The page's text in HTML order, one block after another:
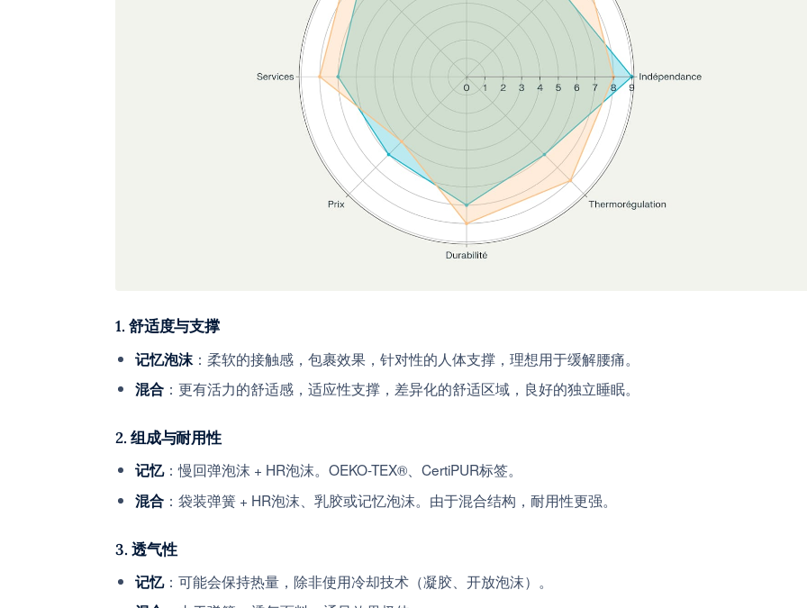
1. 舒适度与支撑
记忆泡沫 ：柔软的接触感，包裹效果，针对性的人体支撑，理想用于缓解腰痛。
混合 ：更有活力的舒适感，适应性支撑，差异化的舒适区域，良好的独立睡眠。
2. 组成与耐用性
记忆：慢回弹泡沫 + HR泡沫。OEKO-TEX®、CertiPUR标签。
混合 ：袋装弹簧 + HR泡沫、乳胶或记忆泡沫。由于混合结构，耐用性更强。
3. 透气性
记忆：可能会保持热量，除非使用冷却技术（凝胶、开放泡沫）。